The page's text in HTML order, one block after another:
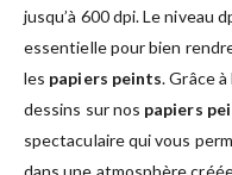
jusqu’à 600 dpi. Le niveau
essentielle pour bien
les papiers peints. Grâce
dessins sur nos papiers
spectaculaire qui vous
dans une atmosphère